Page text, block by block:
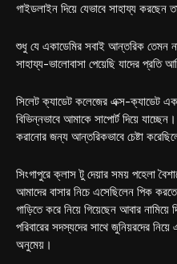
গাইডলাইন দিয়ে যেভাবে সাহায্য করছেন
শুধু যে একাডেমির সবাই আন্তরিক তেমন
সাহায্য-ভালোবাসা পেয়েছি যাদের প্রতি
সিলেট ক্যাডেট কলেজের এক্স-ক্যাডেট
বিভিন্নভাবে আমাকে সাপোর্ট দিয়ে
করানোর জন্য আন্তরিকভাবে চেষ্টা
সিংগাপুরে ক্লাস টু দেয়ার সময় পহেলা
আমাদের বাসার নিচে এসেছিলেন পিক
গাড়িতে করে নিয়ে গিয়েছেন আবার
পরিবারের সদস্যদের সাথে জুনিয়রদের
অনুমেয়।